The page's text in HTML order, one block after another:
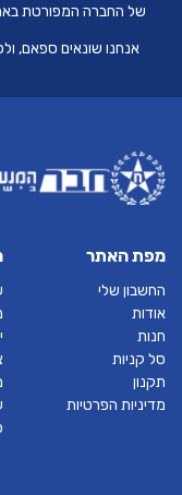
של החברה המפורטת
אנחנו שונאים ספאם,
מפת האתר
החשבון שלי
אודות
חנות
סל קניות
תקנון
מדיניות הפרטיות